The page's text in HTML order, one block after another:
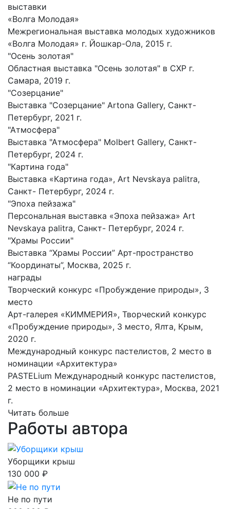
выставки
«Волга Молодая»
Межрегиональная выставка молодых художников
«Волга Молодая» г. Йошкар-Ола, 2015 г.
"Осень золотая"
Областная выставка "Осень золотая" в СХР г.
Самара, 2019 г.
"Созерцание"
Выставка "Созерцание" Artona Gallery, Санкт-
Петербург, 2021 г.
"Атмосфера"
Выставка "Атмосфера" Molbert Gallery, Санкт-
Петербург, 2024 г.
"Картина года"
Выставка «Картина года», Art Nevskaya palitra,
Санкт- Петербург, 2024 г.
"Эпоха пейзажа"
Персональная выставка «Эпоха пейзажа» Art
Nevskaya palitra, Санкт- Петербург, 2024 г.
"Храмы России"
Выставка “Храмы России” Арт-пространство
“Координаты”, Москва, 2025 г.
награды
Творческий конкурс «Пробуждение природы», 3
место
Арт-галерея «КИММЕРИЯ», Творческий конкурс
«Пробуждение природы», 3 место, Ялта, Крым,
2020 г.
Международный конкурс пастелистов, 2 место в
номинации «Архитектура»
PASTELium Международный конкурс пастелистов,
2 место в номинации «Архитектура», Москва, 2021
г.
Читать больше
Работы автора
Уборщики крыш
130 000 ₽
Не по пути